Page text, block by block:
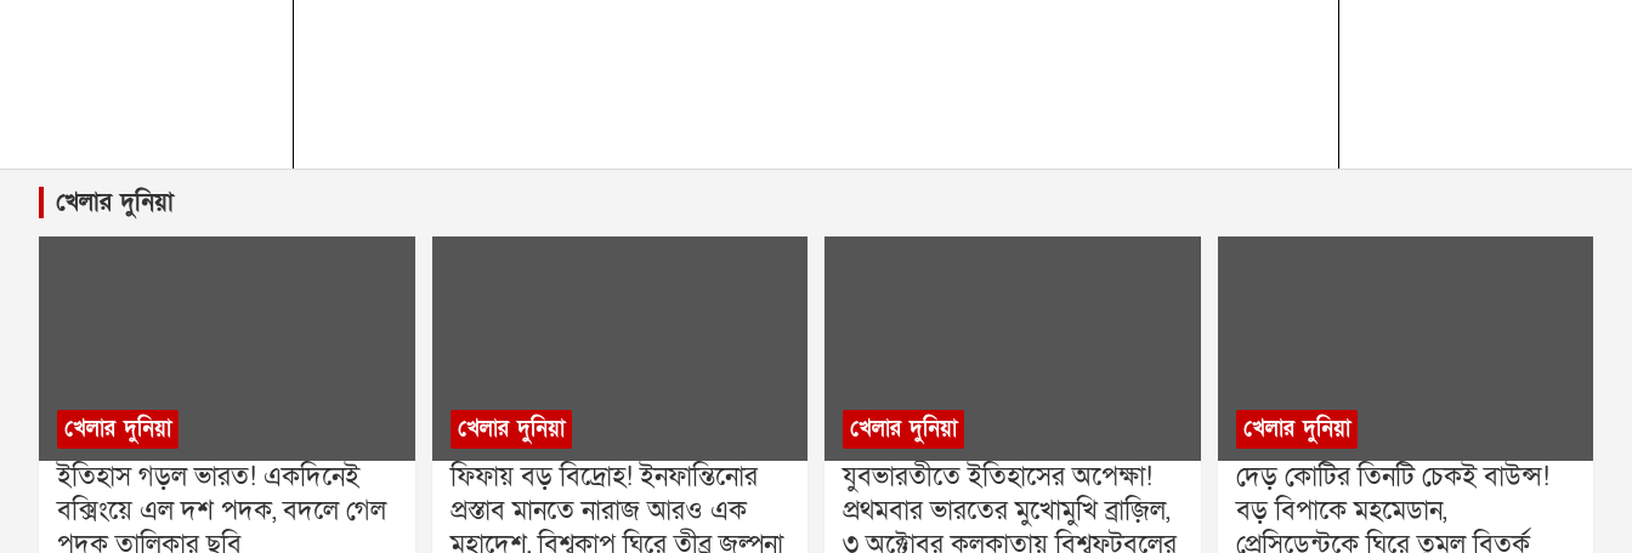
খেলার দুনিয়া
খেলার দুনিয়া
ইতিহাস গড়ল ভারত! একদিনেই
বক্সিংয়ে এল দশ পদক, বদলে গেল
পদক তালিকার ছবি
খেলার দুনিয়া
ফিফায় বড় বিদ্রোহ! ইনফান্তিনোর
প্রস্তাব মানতে নারাজ আরও এক
মহাদেশ, বিশ্বকাপ ঘিরে তীব্র জল্পনা
খেলার দুনিয়া
যুবভারতীতে ইতিহাসের অপেক্ষা!
প্রথমবার ভারতের মুখোমুখি ব্রাজ়িল,
৩ অক্টোবর কলকাতায় বিশ্বফুটবলের
খেলার দুনিয়া
দেড় কোটির তিনটি চেকই বাউন্স!
বড় বিপাকে মহমেডান,
প্রেসিডেন্টকে ঘিরে তুমুল বিতর্ক